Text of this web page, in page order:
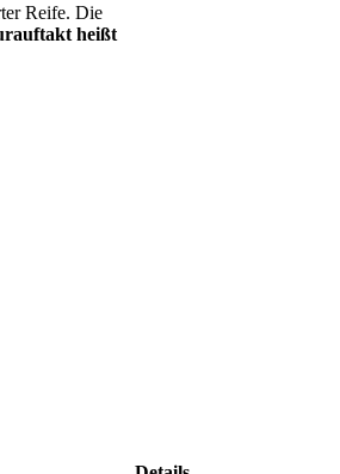
Reife. Die
heißt